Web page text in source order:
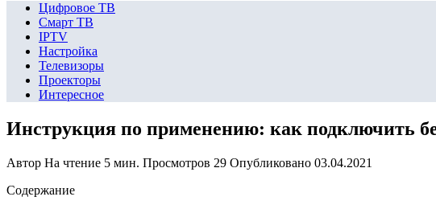
Цифровое ТВ
Смарт ТВ
IPTV
Настройка
Телевизоры
Проекторы
Интересное
Инструкция по применению: как подключить
Автор На чтение 5 мин. Просмотров 29 Опубликовано 03.04.2021
Содержание